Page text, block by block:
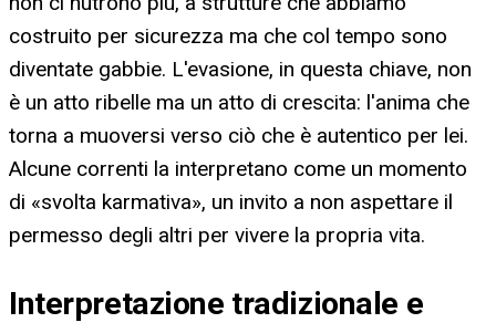
costruito per sicurezza ma che col tempo sono
diventate gabbie. L'evasione, in questa chiave, non
è un atto ribelle ma un atto di crescita: l'anima che
torna a muoversi verso ciò che è autentico per lei.
Alcune correnti la interpretano come un momento
di «svolta karmativa», un invito a non aspettare il
permesso degli altri per vivere la propria vita.
Interpretazione tradizionale e